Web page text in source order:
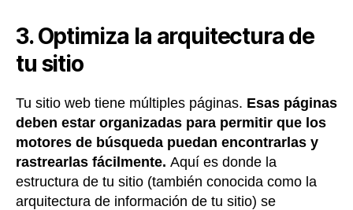
3. Optimiza la arquitectura de
tu sitio
Tu sitio web tiene múltiples páginas. Esas páginas
deben estar organizadas para permitir que los
motores de búsqueda puedan encontrarlas y
rastrearlas fácilmente. Aquí es donde la
estructura de tu sitio (también conocida como la
arquitectura de información de tu sitio) se